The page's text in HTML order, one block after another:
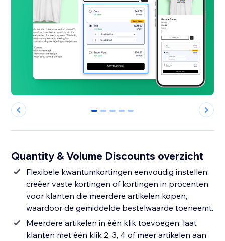
0 1 2 3 4
Quantity & Volume Discounts overzicht
Flexibele kwantumkortingen eenvoudig instellen:
creëer vaste kortingen of kortingen in procenten
voor klanten die meerdere artikelen kopen,
waardoor de gemiddelde bestelwaarde toeneemt.
Meerdere artikelen in één klik toevoegen: laat
klanten met één klik 2, 3, 4 of meer artikelen aan